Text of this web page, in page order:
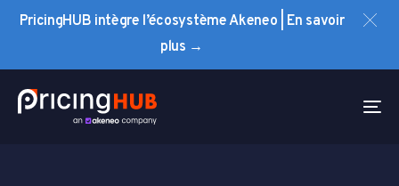
PricingHUB intègre l’écosystème Akeneo | En savoir
plus →
Skip
Skip
Skip